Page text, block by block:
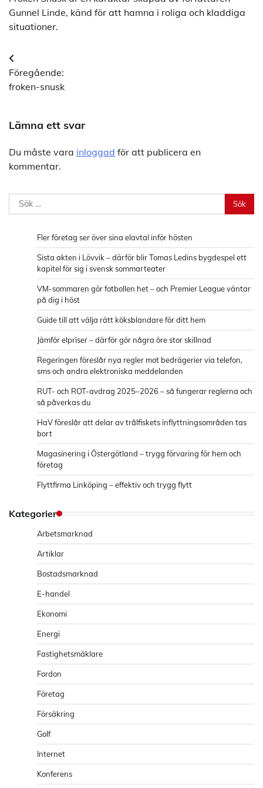
Gunnel Linde, känd för att hamna i roliga och kladdiga
situationer.
Inläggsnavigering
Föregående:
froken-snusk
Lämna ett svar
Du måste vara inloggad för att publicera en
kommentar.
Sök
efter:
Fler företag ser över sina elavtal inför hösten
Sista akten i Lövvik – därför blir Tomas Ledins bygdespel ett
kapitel för sig i svensk sommarteater
VM-sommaren gör fotbollen het – och Premier League väntar
på dig i höst
Guide till att välja rätt köksblandare för ditt hem
Jämför elpriser – därför gör några öre stor skillnad
Regeringen föreslår nya regler mot bedrägerier via telefon,
sms och andra elektroniska meddelanden
RUT- och ROT-avdrag 2025–2026 – så fungerar reglerna och
så påverkas du
HaV föreslår att delar av trålfiskets inflyttningsområden tas
bort
Magasinering i Östergötland – trygg förvaring för hem och
företag
Flyttfirma Linköping – effektiv och trygg flytt
Kategorier
Arbetsmarknad
Artiklar
Bostadsmarknad
E-handel
Ekonomi
Energi
Fastighetsmäklare
Fordon
Företag
Försäkring
Golf
Internet
Konferens